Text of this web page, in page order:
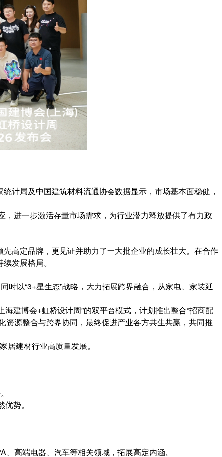
计局及中国建筑材料流通协会数据显示，市场基本面稳健，
，进一步激活存量市场需求，为行业潜力释放提供了有力政
高定品牌，更见证并助力了一大批企业的成长壮大。在合作
发展格局。
时以“3+星生态”战略，大力拓展跨界融合，从家电、家装延
建博会+虹桥设计周”的双平台模式，计划推出整合“招商配
源整合与跨界协同，最终促进产业各方共生共赢，共同推
建材行业高质量发展。
势。
高端电器、汽车等相关领域，拓展高定内涵。